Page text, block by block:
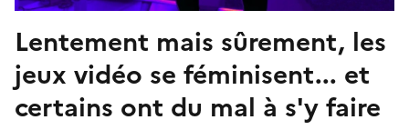
Lentement mais sûrement, les
jeux vidéo se féminisent... et
certains ont du mal à s'y faire